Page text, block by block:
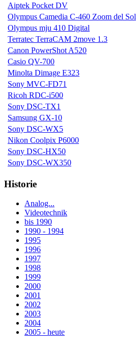
Aiptek Pocket DV
Olympus Camedia C-460 Zoom del Sol
Olympus mju 410 Digital
Terratec TerraCAM 2move 1.3
Canon PowerShot A520
Casio QV-700
Minolta Dimage E323
Sony MVC-FD71
Ricoh RDC-i500
Sony DSC-TX1
Samsung GX-10
Sony DSC-WX5
Nikon Coolpix P6000
Sony DSC-HX50
Sony DSC-WX350
Historie
Analog...
Videotechnik
bis 1990
1990 - 1994
1995
1996
1997
1998
1999
2000
2001
2002
2003
2004
2005 - heute